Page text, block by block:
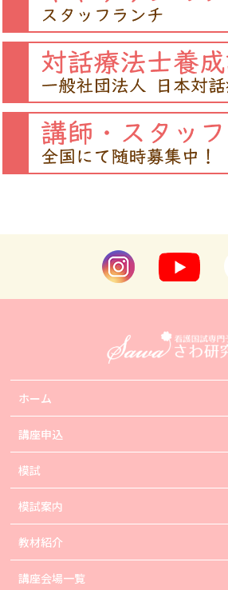
ホーム
講座申込
模試
模試案内
教材紹介
講座会場一覧